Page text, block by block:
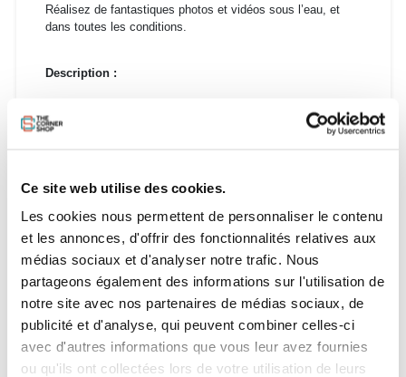
Ce site web utilise des cookies.
Les cookies nous permettent de personnaliser le contenu
et les annonces, d'offrir des fonctionnalités relatives aux
médias sociaux et d'analyser notre trafic. Nous
partageons également des informations sur l'utilisation de
notre site avec nos partenaires de médias sociaux, de
publicité et d'analyse, qui peuvent combiner celles-ci
avec d'autres informations que vous leur avez fournies
ou qu'ils ont collectées lors de votre utilisation de leurs
Réalisez de fantastiques photos et vidéos sous l’eau, et
dans toutes les conditions.
Description :
prochain plongeon dans l’eau, ou de sa prochaine
exposition au sable, poussière, neige et autres joyeusetés
téléphone est donc protégé, partout où tu iras! Le tactile est
toujours accessible avec ton téléphone dans ta SEAWAG,
donc tu pourras continuer à utiliser toutes fonctions et à
téléphoner comme à ton habitude. Et le top?! Emmènes ton
téléphone sous l’eau, et réalise d’incroyable photos &
vidéos!!! Et n’oublies pas de partager en ligne #seawag !!!